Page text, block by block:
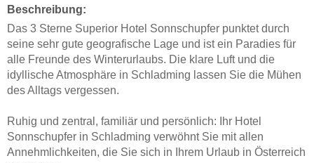
Beschreibung:
Das 3 Sterne Superior Hotel Sonnschupfer punktet durch
seine sehr gute geografische Lage und ist ein Paradies für
alle Freunde des Winterurlaubs. Die klare Luft und die
idyllische Atmosphäre in Schladming lassen Sie die Mühen
des Alltags vergessen.
Ruhig und zentral, familiär und persönlich: Ihr Hotel
Sonnschupfer in Schladming verwöhnt Sie mit allen
Annehmlichkeiten, die Sie sich in Ihrem Urlaub in Österreich